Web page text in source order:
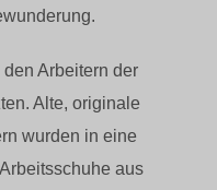
Arbeitern der
Alte, originale
wurden in eine
aus